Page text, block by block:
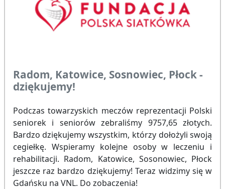
Radom, Katowice, Sosnowiec, Płock -
dziękujemy!
Podczas towarzyskich meczów reprezentacji Polski
seniorek i seniorów zebraliśmy 9757,65 złotych.
Bardzo dziękujemy wszystkim, którzy dołożyli swoją
cegiełkę. Wspieramy kolejne osoby w leczeniu i
rehabilitacji. Radom, Katowice, Sosonowiec, Płock
jeszcze raz bardzo dziękujemy! Teraz widzimy się w
Gdańsku na VNL. Do zobaczenia!